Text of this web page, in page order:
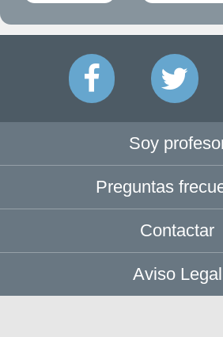
Soy
Preguntas
Contactar
Aviso Legal